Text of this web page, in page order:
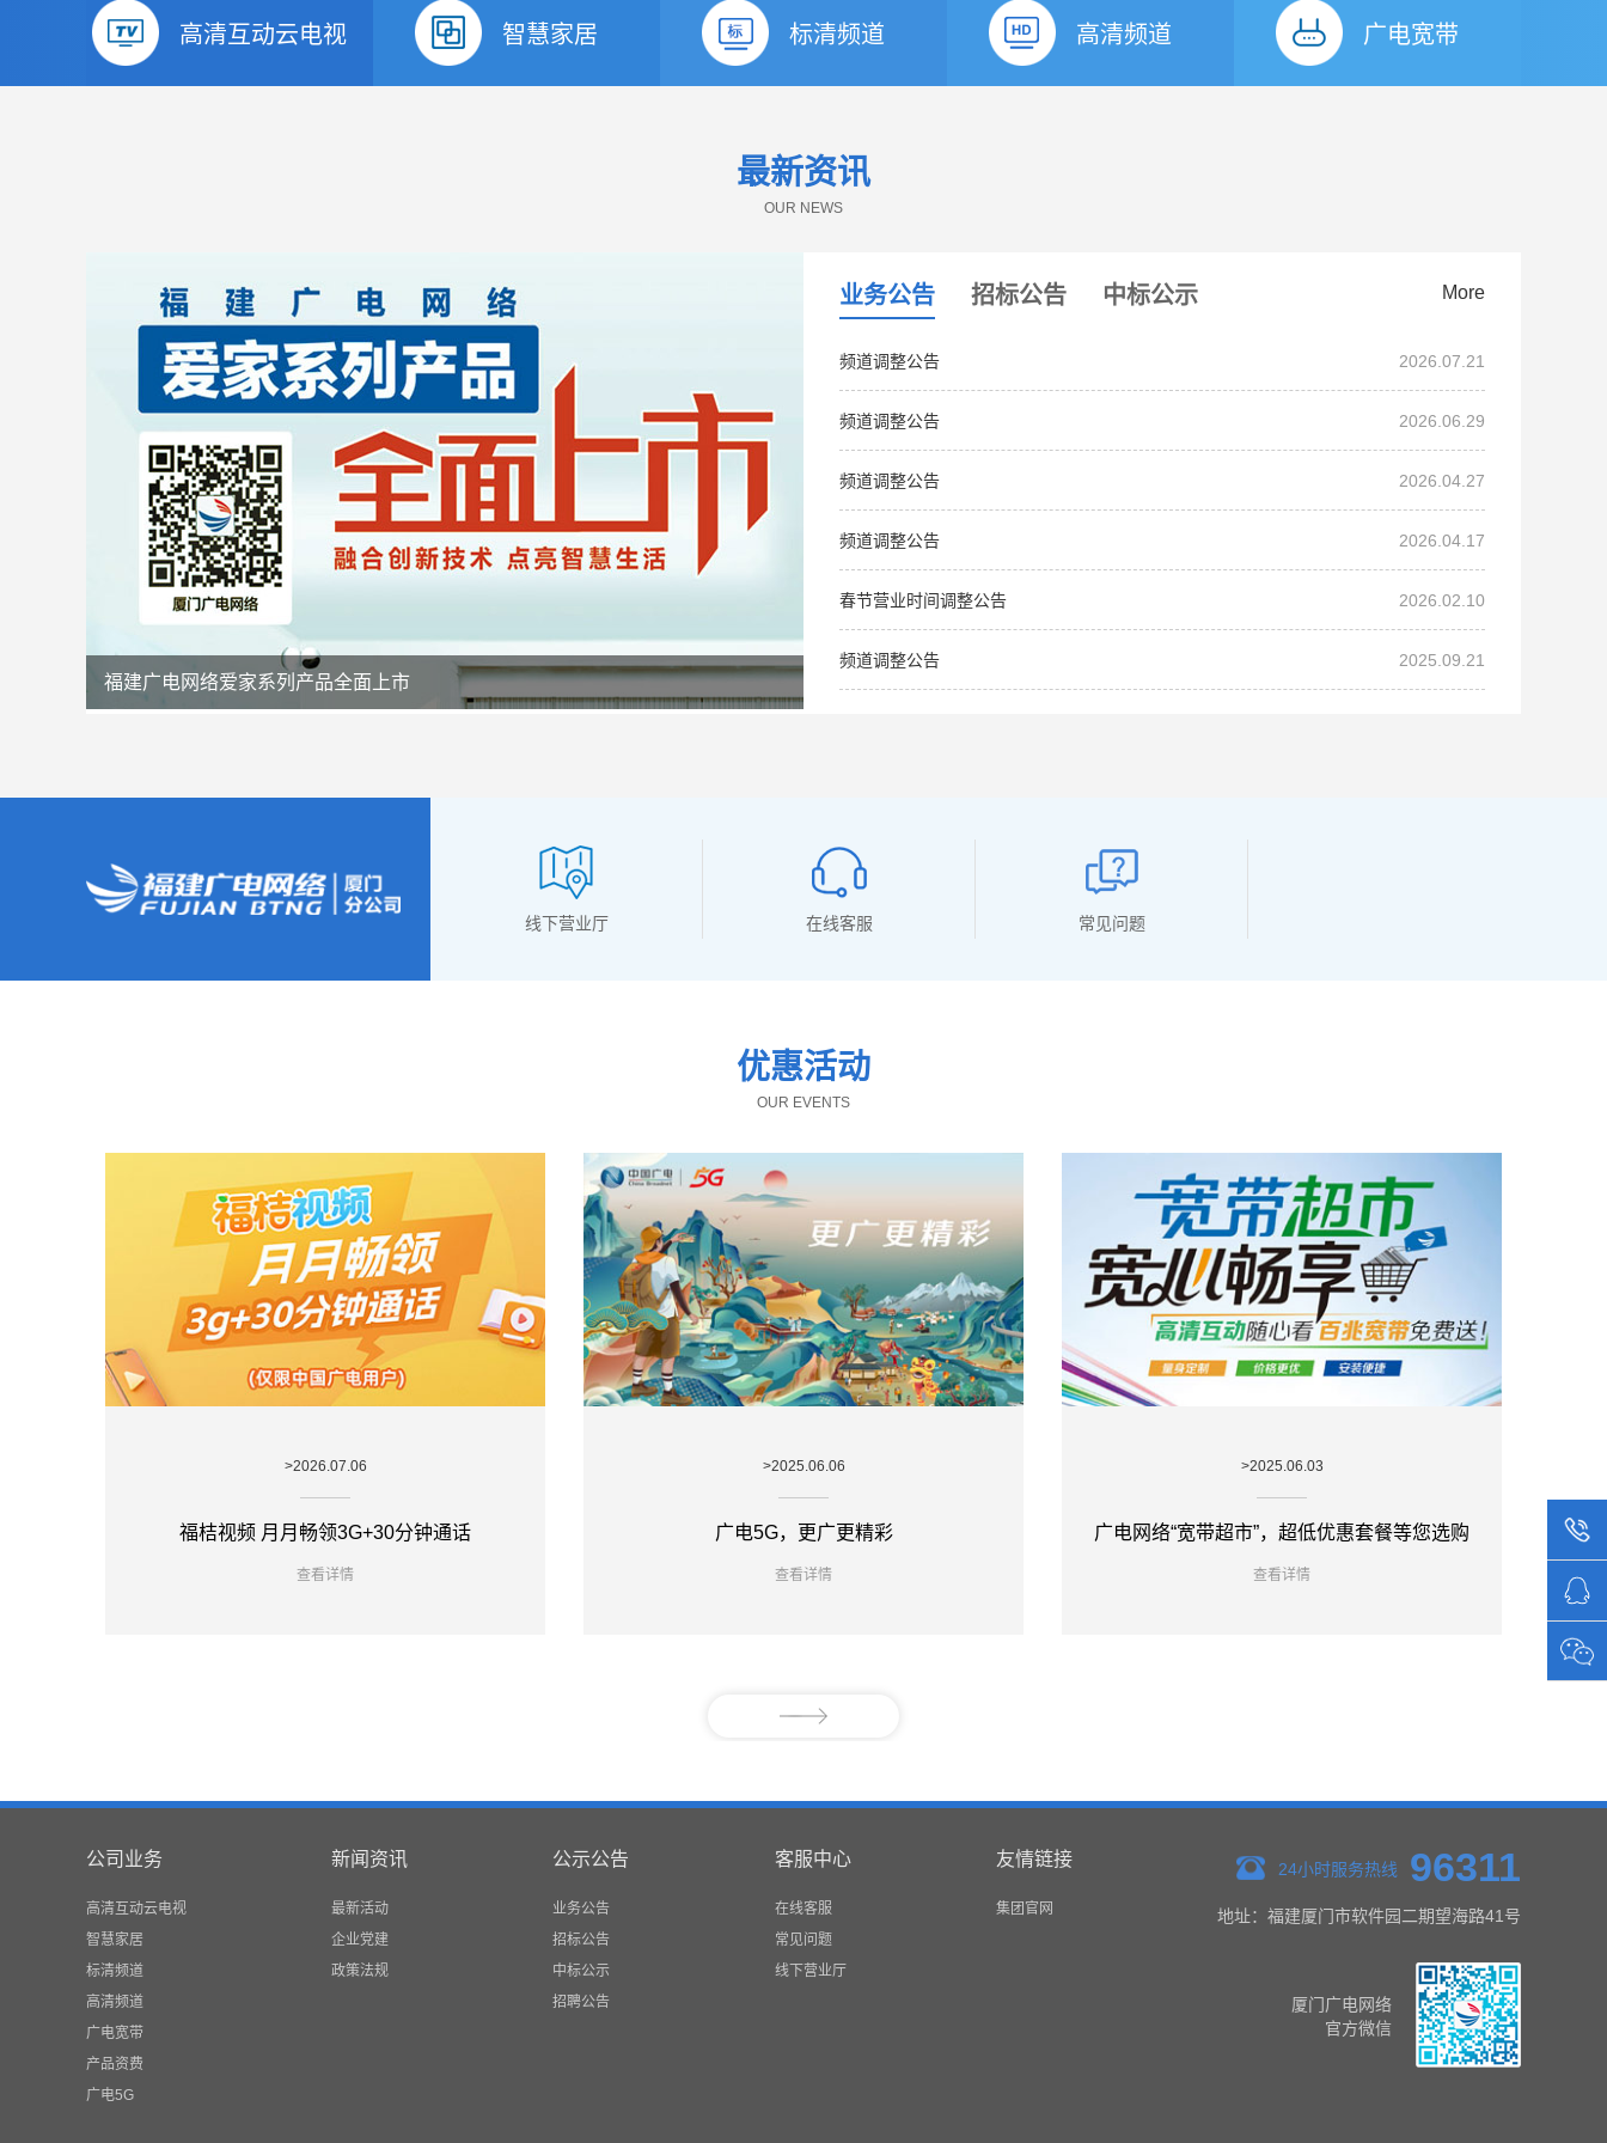
高清互动云电视 智慧家居 标清频道 高清频道 广电宽带
最新资讯
OUR NEWS
福建广电网络爱家系列产品全面上市
业务公告 招标公告 中标公示 More
频道调整公告 2026.07.21
频道调整公告 2026.06.29
频道调整公告 2026.04.27
频道调整公告 2026.04.17
春节营业时间调整公告 2026.02.10
频道调整公告 2025.09.21
线下营业厅 在线客服 常见问题
优惠活动
OUR EVENTS
>2026.07.06
福桔视频 月月畅领3G+30分钟通话
查看详情
>2025.06.06
广电5G，更广更精彩
查看详情
>2025.06.03
广电网络“宽带超市”，超低优惠套餐等您选购
查看详情
公司业务
高清互动云电视
智慧家居
标清频道
高清频道
广电宽带
产品资费
广电5G
新闻资讯
最新活动
企业党建
政策法规
公示公告
业务公告
招标公告
中标公示
招聘公告
客服中心
在线客服
常见问题
线下营业厅
友情链接
集团官网
24小时服务热线 96311
地址：福建厦门市软件园二期望海路41号
厦门广电网络
官方微信